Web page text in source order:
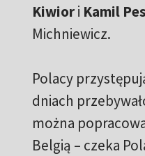
Kiwiori Kamil
Michniewicz.
Polacy
dniach
można
Belgią – czeka